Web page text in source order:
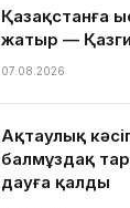
Қазақстанға
жатыр —
07.08.2026
Ақтаулық
балмұздақ
дауға қалды